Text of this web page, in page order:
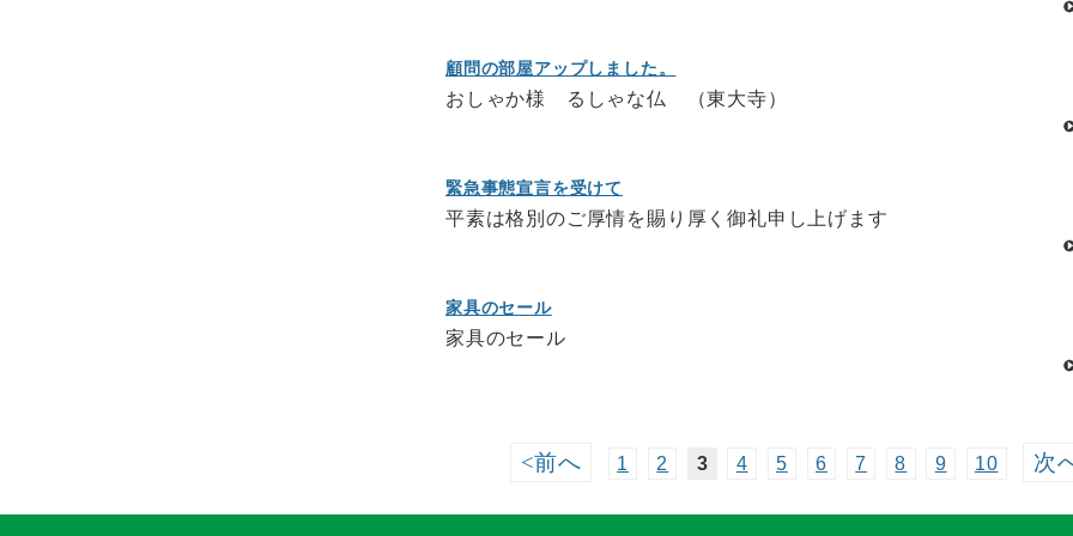
顧問の部屋アップしました。
おしゃか様 るしゃな仏 （東大寺）
緊急事態宣言を受けて
平素は格別のご厚情を賜り厚く御礼申し上げます
家具のセール
家具のセール
<前へ 1 2 3 4 5 6 7 8 9 10 次